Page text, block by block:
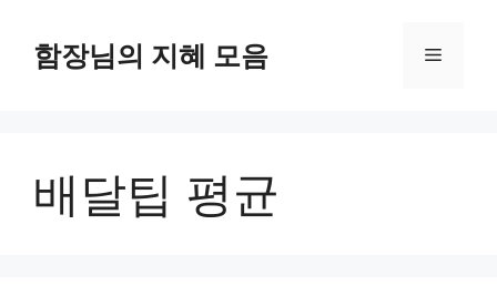
함장님의 지혜 모음 메
배달팁 평균